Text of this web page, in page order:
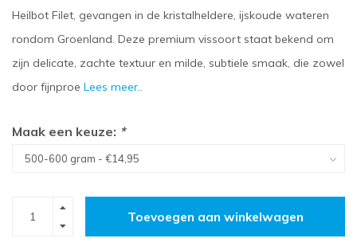
Heilbot Filet, gevangen in de kristalheldere, ijskoude wateren
rondom Groenland. Deze premium vissoort staat bekend om
zijn delicate, zachte textuur en milde, subtiele smaak, die zowel
door fijnproe Lees meer..
Maak een keuze: *
Toevoegen aan winkelwagen